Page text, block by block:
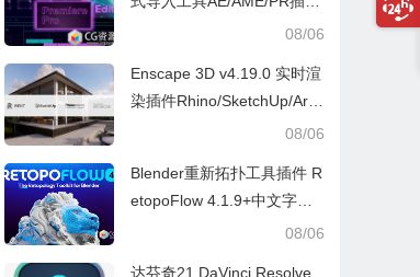
08/06
Enscape 3D v4.19.0 实时渲
染插件Rhino/SketchUp/Arc
hicad/Revit Win+ 预设库08/06
Blender重新拓扑工具插件 R
etopoFlow 4.1.9+中文字幕
08/06
达芬奇21 DaVinci Resolve